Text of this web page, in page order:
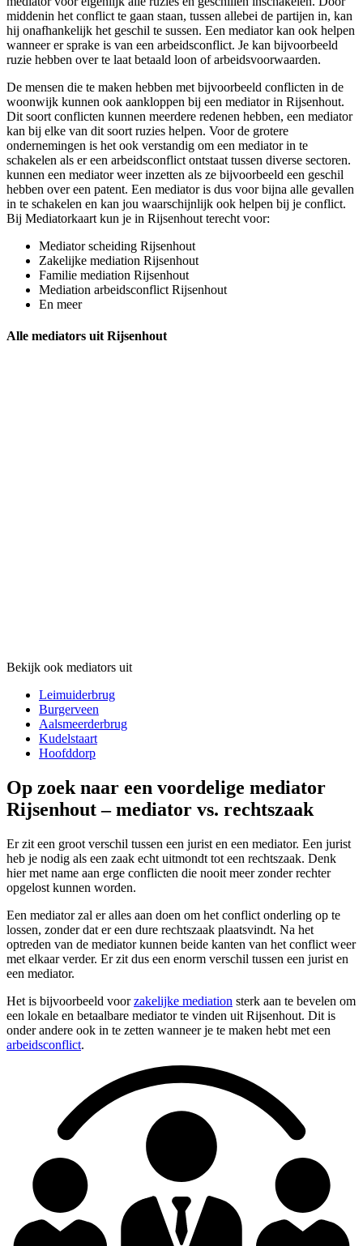
middenin het conflict te gaan staan, tussen allebei de partijen in, kan
hij onafhankelijk het geschil te sussen. Een mediator kan ook helpen
wanneer er sprake is van een arbeidsconflict. Je kan bijvoorbeeld
ruzie hebben over te laat betaald loon of arbeidsvoorwaarden.
De mensen die te maken hebben met bijvoorbeeld conflicten in de
woonwijk kunnen ook aankloppen bij een mediator in Rijsenhout.
Dit soort conflicten kunnen meerdere redenen hebben, een mediator
kan bij elke van dit soort ruzies helpen. Voor de grotere
ondernemingen is het ook verstandig om een mediator in te
schakelen als er een arbeidsconflict ontstaat tussen diverse sectoren.
kunnen een mediator weer inzetten als ze bijvoorbeeld een geschil
hebben over een patent. Een mediator is dus voor bijna alle gevallen
in te schakelen en kan jou waarschijnlijk ook helpen bij je conflict.
Bij Mediatorkaart kun je in Rijsenhout terecht voor:
Mediator scheiding Rijsenhout
Zakelijke mediation Rijsenhout
Familie mediation Rijsenhout
Mediation arbeidsconflict Rijsenhout
En meer
Alle mediators uit Rijsenhout
Bekijk ook mediators uit
Leimuiderbrug
Burgerveen
Aalsmeerderbrug
Kudelstaart
Hoofddorp
Op zoek naar een voordelige mediator
Rijsenhout – mediator vs. rechtszaak
Er zit een groot verschil tussen een jurist en een mediator. Een jurist
heb je nodig als een zaak echt uitmondt tot een rechtszaak. Denk
hier met name aan erge conflicten die nooit meer zonder rechter
opgelost kunnen worden.
Een mediator zal er alles aan doen om het conflict onderling op te
lossen, zonder dat er een dure rechtszaak plaatsvindt. Na het
optreden van de mediator kunnen beide kanten van het conflict weer
met elkaar verder. Er zit dus een enorm verschil tussen een jurist en
een mediator.
Het is bijvoorbeeld voorzakelijke mediation sterk aan te bevelen om
een lokale en betaalbare mediator te vinden uit Rijsenhout. Dit is
onder andere ook in te zetten wanneer je te maken hebt met een
arbeidsconflict.